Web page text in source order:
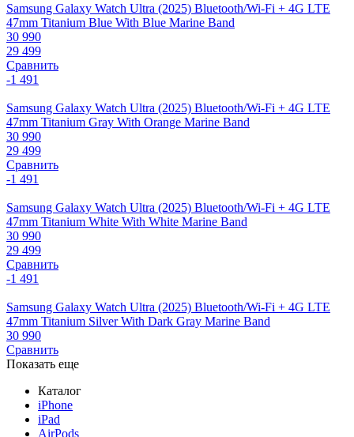
Samsung Galaxy Watch Ultra (2025) Bluetooth/Wi-Fi + 4G LTE
47mm Titanium Blue With Blue Marine Band
30 990
29 499
Сравнить
-1 491
Samsung Galaxy Watch Ultra (2025) Bluetooth/Wi-Fi + 4G LTE
47mm Titanium Gray With Orange Marine Band
30 990
29 499
Сравнить
-1 491
Samsung Galaxy Watch Ultra (2025) Bluetooth/Wi-Fi + 4G LTE
47mm Titanium White With White Marine Band
30 990
29 499
Сравнить
-1 491
Samsung Galaxy Watch Ultra (2025) Bluetooth/Wi-Fi + 4G LTE
47mm Titanium Silver With Dark Gray Marine Band
30 990
Сравнить
Показать еще
Каталог
iPhone
iPad
AirPods